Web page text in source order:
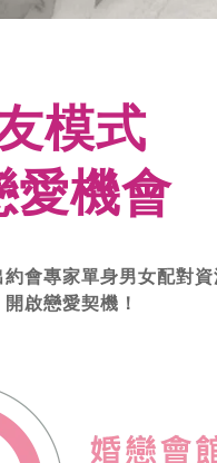
模式
愛機會
會專家單身男女配對
啟戀愛契機！